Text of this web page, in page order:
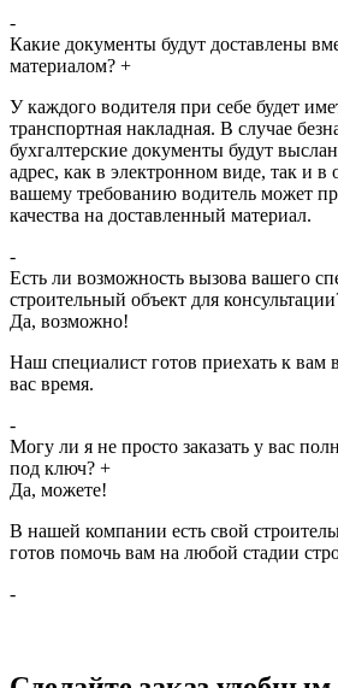
-
Какие документы будут доставлены
материалом? +
У каждого водителя при себе будет
транспортная накладная. В случае
бухгалтерские документы будут
адрес, как в электронном виде, так и
вашему требованию водитель может
качества на доставленный материал.
-
Есть ли возможность вызова вашего
строительный объект для
Да, возможно!
Наш специалист готов приехать к вам
вас время.
-
Могу ли я не просто заказать у вас
под ключ? +
Да, можете!
В нашей компании есть свой
готов помочь вам на любой стадии
-